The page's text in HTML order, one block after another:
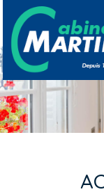
Aller au contenu principal